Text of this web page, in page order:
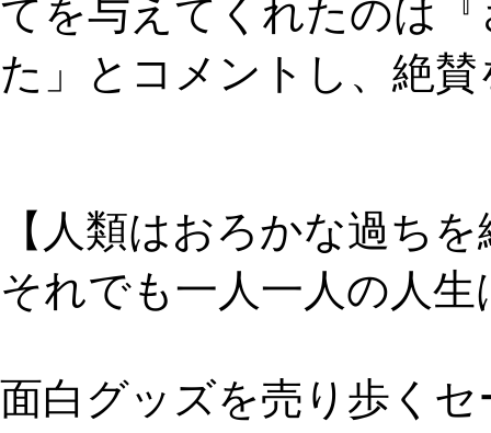
てを与えてくれたのは
た」とコメントし、絶
【人類はおろかな過ち
それでも一人一人の人
面白グッズを売り歩く